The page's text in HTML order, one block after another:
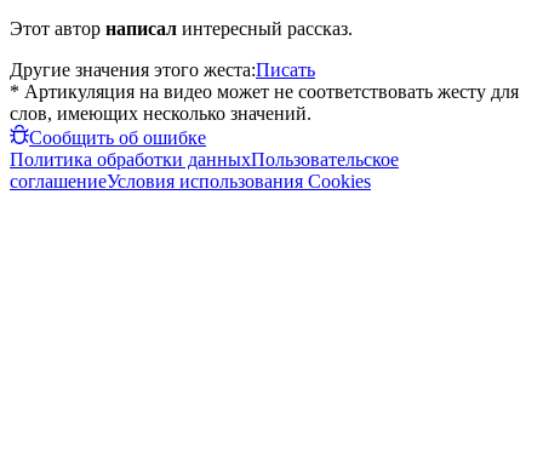
Этот автор написал интересный рассказ.
Другие значения этого жеста:Писать
* Артикуляция на видео может не соответствовать жесту для
слов, имеющих несколько значений.
Сообщить об ошибке
Политика обработки данныхПользовательское
соглашениеУсловия использования Cookies